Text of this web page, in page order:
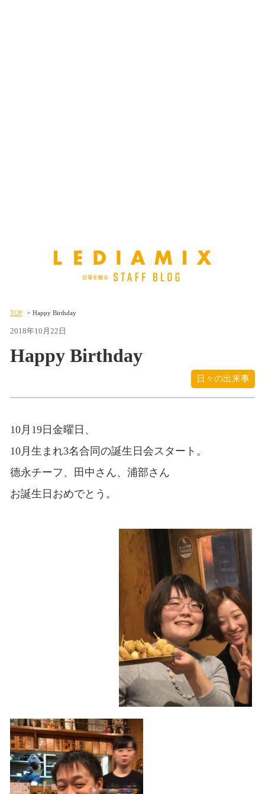
TOP Happy Birthday
2018年10月22日
Happy Birthday
日々の出来事
10月19日金曜日、
10月生まれ3名合同の誕生日会スタート。
德永チーフ、田中さん、浦部さん
お誕生日おめでとう。